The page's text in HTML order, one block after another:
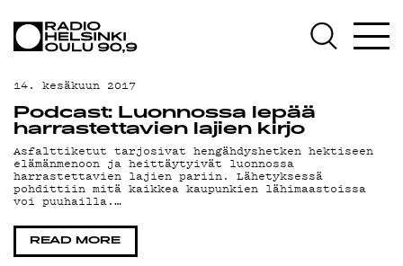
AJANKOHTAISTA
OHJELMAT
TEKIJÄT
ON-DEMAND
PODCAST
MAINOSTA
14. kesäkuun 2017
Podcast: Luonnossa lepää
harrastettavien lajien kirjo
Asfalttiketut tarjosivat hengähdyshetken hektiseen
elämänmenoon ja heittäytyivät luonnossa
harrastettavien lajien pariin. Lähetyksessä
pohdittiin mitä kaikkea kaupunkien lähimaastoissa
voi puuhailla.…
READ MORE